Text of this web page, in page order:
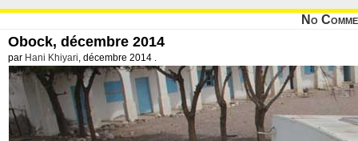
No
Obock, décembre 2014
par Hani Khiyari, décembre 2014 .